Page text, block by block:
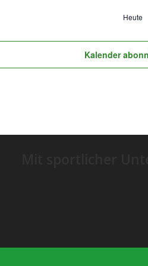
Heute
Kalender